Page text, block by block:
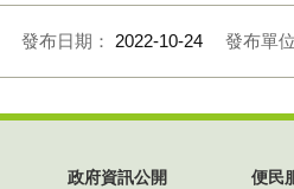
發布日期： 2022-10-24 發布單
政府資訊公開 便民